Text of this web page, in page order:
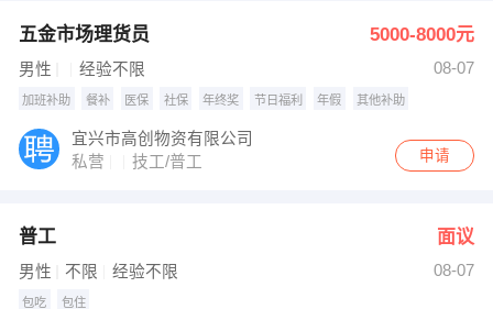
五金市场理货员 5000-8000元
男性 经验不限 08-07
加班补助 餐补 医保 社保 年终奖 节日福利 年假 其他补助
宜兴市高创物资有限公司
私营
技工/普工 申请
普工 面议
男性 不限 经验不限 08-07
包吃 包住